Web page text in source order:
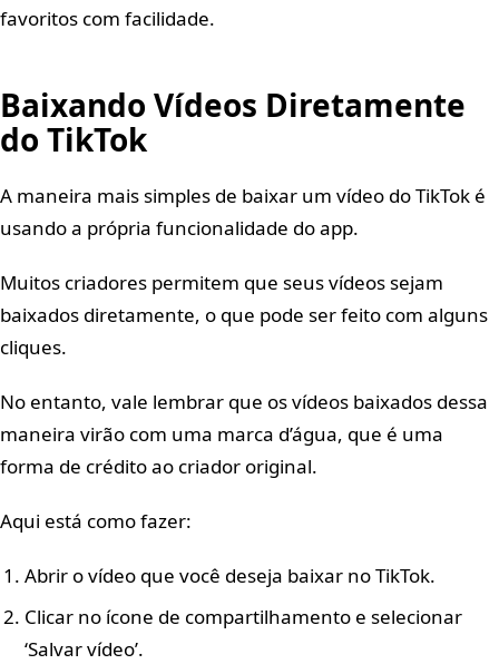
favoritos com facilidade.
Baixando Vídeos Diretamente
do TikTok
A maneira mais simples de baixar um vídeo do TikTok é
usando a própria funcionalidade do app.
Muitos criadores permitem que seus vídeos sejam
baixados diretamente, o que pode ser feito com alguns
cliques.
No entanto, vale lembrar que os vídeos baixados dessa
maneira virão com uma marca d’água, que é uma
forma de crédito ao criador original.
Aqui está como fazer:
Abrir o vídeo que você deseja baixar no TikTok.
Clicar no ícone de compartilhamento e selecionar
‘Salvar vídeo’.